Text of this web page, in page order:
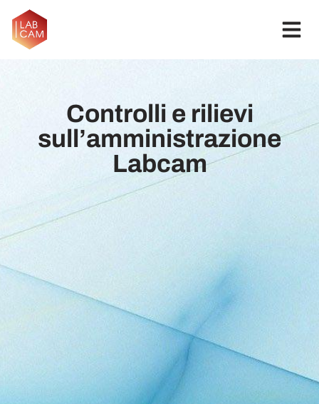
Controlli e rilievi
sull’amministrazione
Labcam